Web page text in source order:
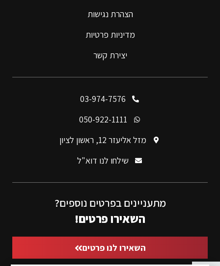
הצהרת נגישות
מדיניות פרטיות
יצירת קשר
03-974-7576
050-922-1111
מזל אליעזר 12, ראשון לציון
שילחו לנו דוא"ל
מתעניינים בפרטים נוספים?
השאירו פרטים!
השאירו לנו פרטים